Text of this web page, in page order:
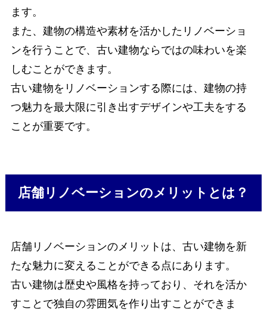
ます。
また、建物の構造や素材を活かしたリノベーショ
ンを行うことで、古い建物ならではの味わいを楽
しむことができます。
古い建物をリノベーションする際には、建物の持
つ魅力を最大限に引き出すデザインや工夫をする
ことが重要です。
店舗リノベーションのメリットとは？
店舗リノベーションのメリットは、古い建物を新
たな魅力に変えることができる点にあります。
古い建物は歴史や風格を持っており、それを活か
すことで独自の雰囲気を作り出すことができま